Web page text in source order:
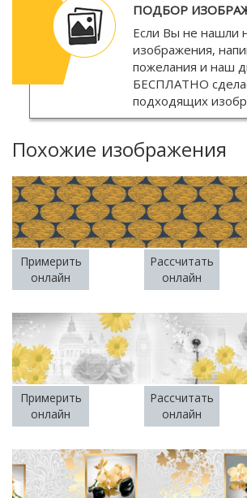
ПОДБОР
Если Вы не нашли
изображения,
пожелания и наш
БЕСПЛАТНО
подходящих
Похожие изображения
Примерить
онлайн
Рассчитать
онлайн
Примерить
онлайн
Рассчитать
онлайн